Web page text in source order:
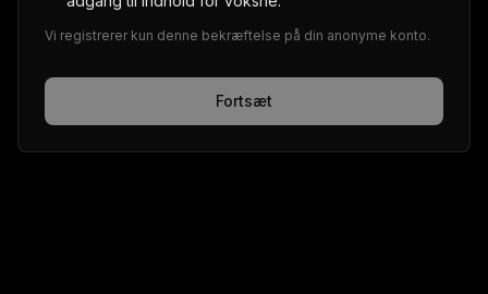
Vi registrerer kun denne bekræftelse på din anonyme konto.
Fortsæt